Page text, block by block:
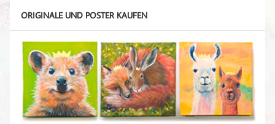
ORIGINALE UND POSTER KAUFEN